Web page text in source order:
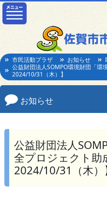
市民活動プラザ お知らせ
公益財団法人SOMPO環境財団「環
2024/10/31（木）】
お知らせ
公益財団法人
全プロジェクト助
2024/10/31（木）